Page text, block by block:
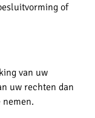
of
van uw
uw rechten dan